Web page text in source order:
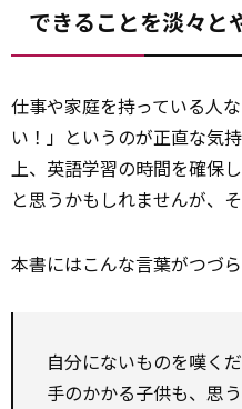
できることを淡々と
仕事や家庭を持っている人
い！」というのが正直な気
上、英語学習の時間を確保
と思うかもしれませんが、
本書にはこんな言葉がつづら
自分にないものを嘆く
手のかかる子供も、思